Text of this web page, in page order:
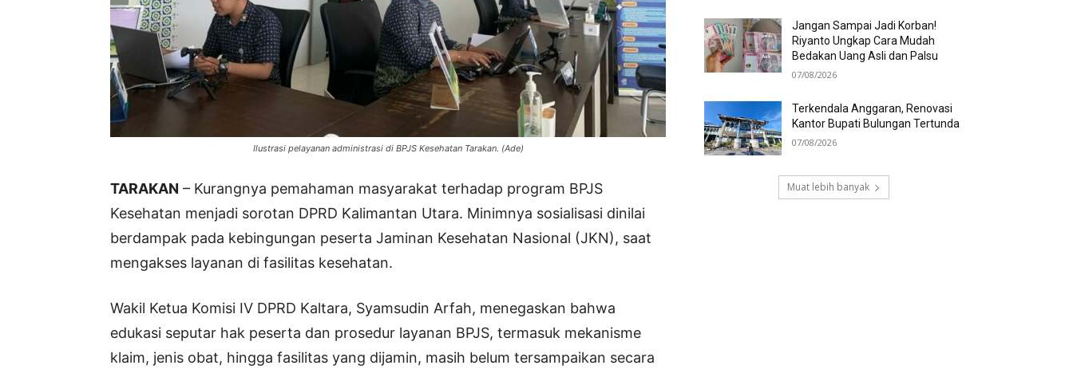
Ilustrasi pelayanan administrasi di BPJS Kesehatan Tarakan. (Ade)
TARAKAN – Kurangnya pemahaman masyarakat terhadap program BPJS
Kesehatan menjadi sorotan DPRD Kalimantan Utara. Minimnya sosialisasi dinilai
berdampak pada kebingungan peserta Jaminan Kesehatan Nasional (JKN), saat
mengakses layanan di fasilitas kesehatan.
Wakil Ketua Komisi IV DPRD Kaltara, Syamsudin Arfah, menegaskan bahwa
edukasi seputar hak peserta dan prosedur layanan BPJS, termasuk mekanisme
klaim, jenis obat, hingga fasilitas yang dijamin, masih belum tersampaikan secara
Jangan Sampai Jadi Korban!
Riyanto Ungkap Cara Mudah
Bedakan Uang Asli dan Palsu
07/08/2026
Terkendala Anggaran, Renovasi
Kantor Bupati Bulungan Tertunda
07/08/2026
Muat lebih banyak